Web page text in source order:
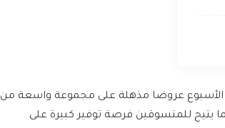
الأسبوع عروضا مذهلة على مجموعة واسعة من
يتيح للمتسوقين فرصة توفير كبيرة على